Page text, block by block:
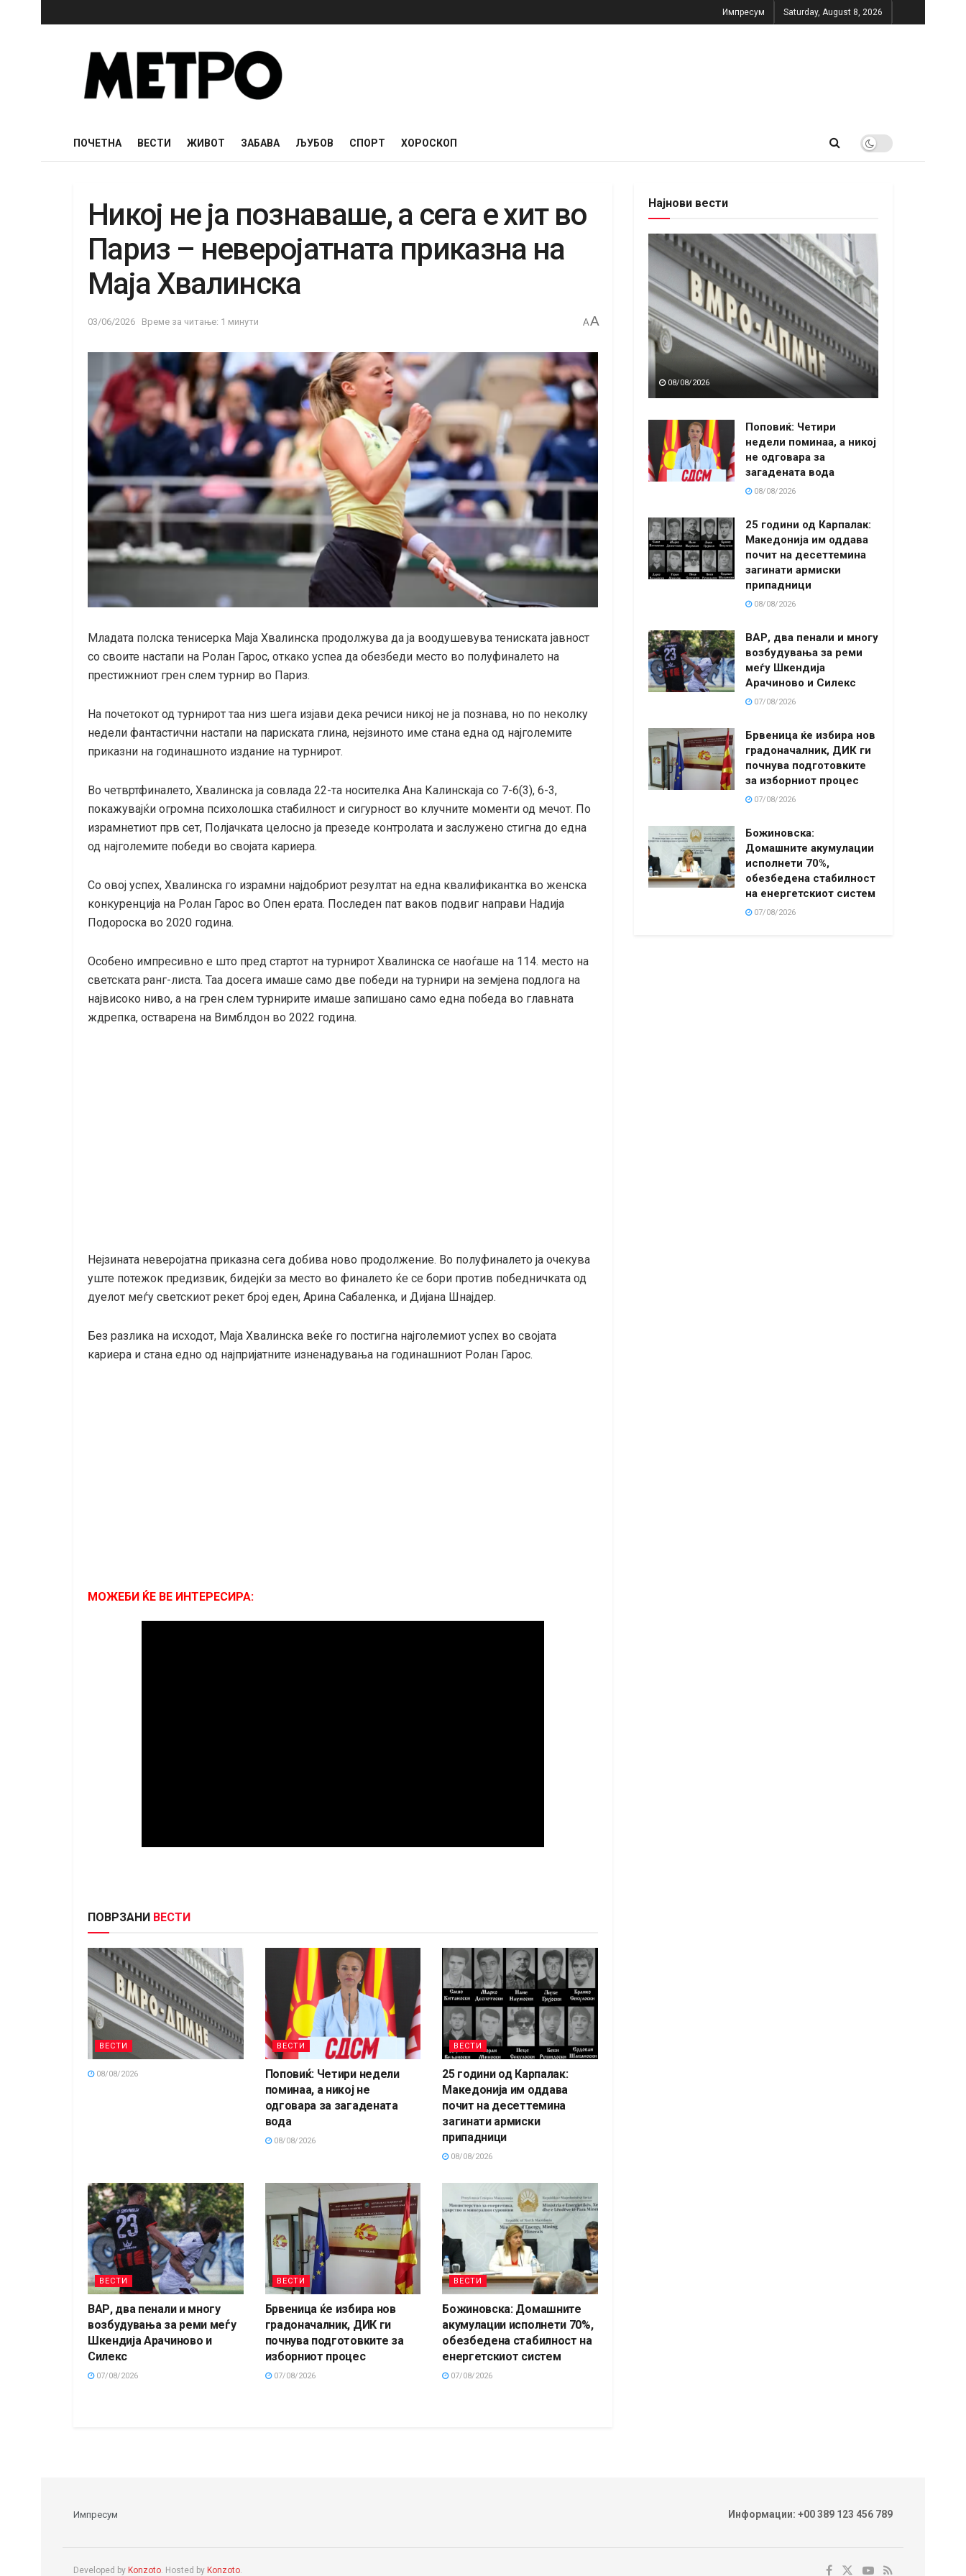
Импресум Saturday, August 8, 2026
ПОЧЕТНА ВЕСТИ ЖИВОТ ЗАБАВА ЉУБОВ СПОРТ ХОРОСКОП
Никој не ја познаваше, а сега е хит во
Париз – неверојатната приказна на
Маја Хвалинска
03/06/2026 Време за читање: 1 минути AA
Младата полска тенисерка Маја Хвалинска продолжува да ја воодушевува тениската јавност
со своите настапи на Ролан Гарос, откако успеа да обезбеди место во полуфиналето на
престижниот грен слем турнир во Париз.
На почетокот од турнирот таа низ шега изјави дека речиси никој не ја познава, но по неколку
недели фантастични настапи на париската глина, нејзиното име стана една од најголемите
приказни на годинашното издание на турнирот.
Во четвртфиналето, Хвалинска ја совлада 22-та носителка Ана Калинскаја со 7-6(3), 6-3,
покажувајќи огромна психолошка стабилност и сигурност во клучните моменти од мечот. По
израмнетиот прв сет, Полјачката целосно ја презеде контролата и заслужено стигна до една
од најголемите победи во својата кариера.
Со овој успех, Хвалинска го израмни најдобриот резултат на една квалификантка во женска
конкуренција на Ролан Гарос во Опен ерата. Последен пат ваков подвиг направи Надија
Подороска во 2020 година.
Особено импресивно е што пред стартот на турнирот Хвалинска се наоѓаше на 114. место на
светската ранг-листа. Таа досега имаше само две победи на турнири на земјена подлога на
највисоко ниво, а на грен слем турнирите имаше запишано само една победа во главната
ждрепка, остварена на Вимблдон во 2022 година.
Нејзината неверојатна приказна сега добива ново продолжение. Во полуфиналето ја очекува
уште потежок предизвик, бидејќи за место во финалето ќе се бори против победничката од
дуелот меѓу светскиот рекет број еден, Арина Сабаленка, и Дијана Шнајдер.
Без разлика на исходот, Маја Хвалинска веќе го постигна најголемиот успех во својата
кариера и стана едно од најпријатните изненадувања на годинашниот Ролан Гарос.
МОЖЕБИ ЌЕ ВЕ ИНТЕРЕСИРА:
ПОВРЗАНИ ВЕСТИ
ВЕСТИ
08/08/2026
ВЕСТИ
Поповиќ: Четири недели
поминаа, а никој не
одговара за загадената
вода
08/08/2026
ВЕСТИ
25 години од Карпалак:
Македонија им оддава
почит на десеттемина
загинати армиски
припадници
08/08/2026
ВЕСТИ
ВАР, два пенали и многу
возбудувања за реми меѓу
Шкендија Арачиново и
Силекс
07/08/2026
ВЕСТИ
Брвеница ќе избира нов
градоначалник, ДИК ги
почнува подготовките за
изборниот процес
07/08/2026
ВЕСТИ
Божиновска: Домашните
акумулации исполнети 70%,
обезбедена стабилност на
енергетскиот систем
07/08/2026
Најнови вести
08/08/2026
Поповиќ: Четири
недели поминаа, а никој
не одговара за
загадената вода
08/08/2026
25 години од Карпалак:
Македонија им оддава
почит на десеттемина
загинати армиски
припадници
08/08/2026
ВАР, два пенали и многу
возбудувања за реми
меѓу Шкендија
Арачиново и Силекс
07/08/2026
Брвеница ќе избира нов
градоначалник, ДИК ги
почнува подготовките
за изборниот процес
07/08/2026
Божиновска:
Домашните акумулации
исполнети 70%,
обезбедена стабилност
на енергетскиот систем
07/08/2026
Импресум Информации: +00 389 123 456 789
Developed by Konzoto . Hosted by Konzoto